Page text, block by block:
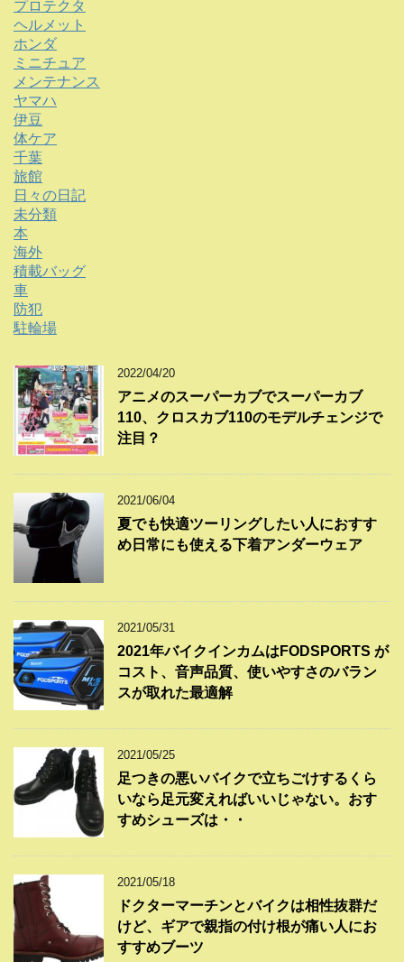
プロテクタ
ヘルメット
ホンダ
ミニチュア
メンテナンス
ヤマハ
伊豆
体ケア
千葉
旅館
日々の日記
未分類
本
海外
積載バッグ
車
防犯
駐輪場
2022/04/20
アニメのスーパーカブでスーパーカブ
110、クロスカブ110のモデルチェンジで
注目？
2021/06/04
夏でも快適ツーリングしたい人におすす
め日常にも使える下着アンダーウェア
2021/05/31
2021年バイクインカムはFODSPORTS が
コスト、音声品質、使いやすさのバラン
スが取れた最適解
2021/05/25
足つきの悪いバイクで立ちごけするくら
いなら足元変えればいいじゃない。おす
すめシューズは・・
2021/05/18
ドクターマーチンとバイクは相性抜群だ
けど、ギアで親指の付け根が痛い人にお
すすめブーツ